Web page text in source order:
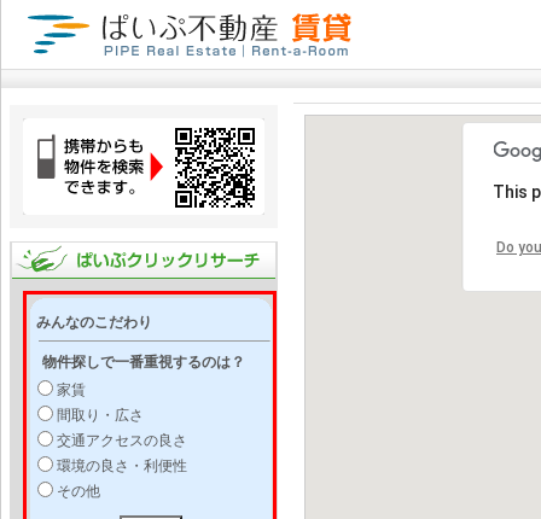
みんなのこだわり
物件探しで一番重視するのは？
家賃
間取り・広さ
交通アクセスの良さ
環境の良さ・利便性
その他
This
Do